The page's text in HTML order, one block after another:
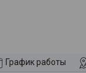
График работы